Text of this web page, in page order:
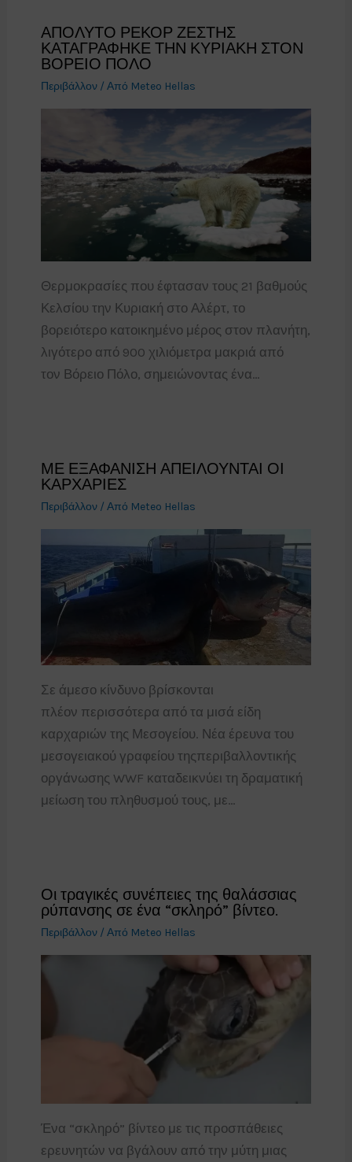
ΑΠΟΛΥΤΟ ΡΕΚΟΡ ΖΕΣΤΗΣ
ΚΑΤΑΓΡΑΦΗΚΕ ΤΗΝ ΚΥΡΙΑΚΗ ΣΤΟΝ
ΒΟΡΕΙΟ ΠΟΛΟ
Περιβάλλον/ Από Meteo Hellas
Θερμοκρασίες που έφτασαν τους 21 βαθμούς
Κελσίου την Κυριακή στο Αλέρτ, το
βορειότερο κατοικημένο μέρος στον πλανήτη,
λιγότερο από 900 χιλιόμετρα μακριά από
τον Βόρειο Πόλο, σημειώνοντας ένα…
ΜΕ ΕΞΑΦΑΝΙΣΗ ΑΠΕΙΛΟΥΝΤΑΙ ΟΙ
ΚΑΡΧΑΡΙΕΣ
Περιβάλλον/ Από Meteo Hellas
Σε άμεσο κίνδυνο βρίσκονται
πλέον περισσότερα από τα μισά είδη
καρχαριών της Μεσογείου. Νέα έρευνα του
μεσογειακού γραφείου τηςπεριβαλλοντικής
οργάνωσης WWF καταδεικνύει τη δραματική
μείωση του πληθυσμού τους, με…
Οι τραγικές συνέπειες της θαλάσσιας
ρύπανσης σε ένα “σκληρό” βίντεο.
Περιβάλλον/ Από Meteo Hellas
Ένα “σκληρό” βίντεο με τις προσπάθειες
ερευνητών να βγάλουν από την μύτη μιας